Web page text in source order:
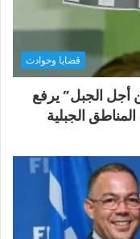
قضايا وحوادث
من أجل الجبل” يرفع
الجبلية